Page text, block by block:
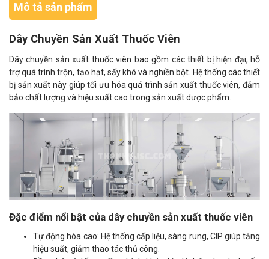
Mô tả sản phẩm
Dây Chuyền Sản Xuất Thuốc Viên
Dây chuyền sản xuất thuốc viên bao gồm các thiết bị hiện đại, hỗ
trợ quá trình trộn, tạo hạt, sấy khô và nghiền bột. Hệ thống các thiết
bị sản xuất này giúp tối ưu hóa quá trình sản xuất thuốc viên, đảm
bảo chất lượng và hiệu suất cao trong sản xuất dược phẩm.
Đặc điểm nổi bật của dây chuyền sản xuất thuốc viên
Tự động hóa cao: Hệ thống cấp liệu, sàng rung, CIP giúp tăng
hiệu suất, giảm thao tác thủ công.